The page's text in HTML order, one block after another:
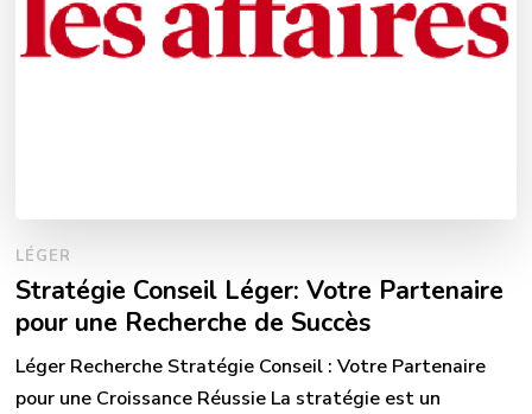
LÉGER
Stratégie Conseil Léger: Votre Partenaire
pour une Recherche de Succès
Léger Recherche Stratégie Conseil : Votre Partenaire
pour une Croissance Réussie La stratégie est un